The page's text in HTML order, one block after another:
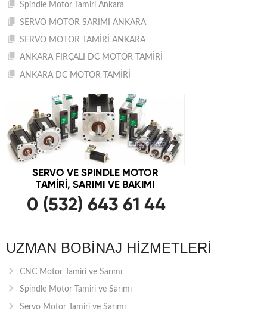
Spindle Motor Tamiri Ankara
SERVO MOTOR SARIMI ANKARA
SERVO MOTOR TAMİRİ ANKARA
ANKARA FIRÇALI DC MOTOR TAMİRİ
ANKARA DC MOTOR TAMİRİ
UZMAN BOBINAJ HIZMETLERI
CNC Motor Tamiri ve Sarımı
Spindle Motor Tamiri ve Sarımı
Servo Motor Tamiri ve Sarımı